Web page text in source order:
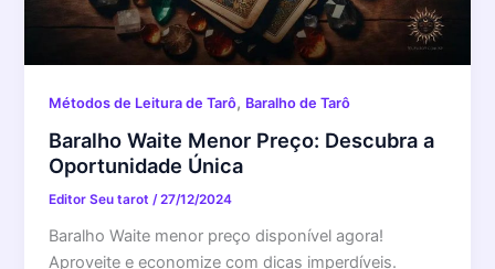
Métodos de Leitura de Tarô, Baralho de Tarô
Baralho Waite Menor Preço: Descubra a
Oportunidade Única
Editor Seu tarot/27/12/2024
Baralho Waite menor preço disponível agora!
Aproveite e economize com dicas imperdíveis.